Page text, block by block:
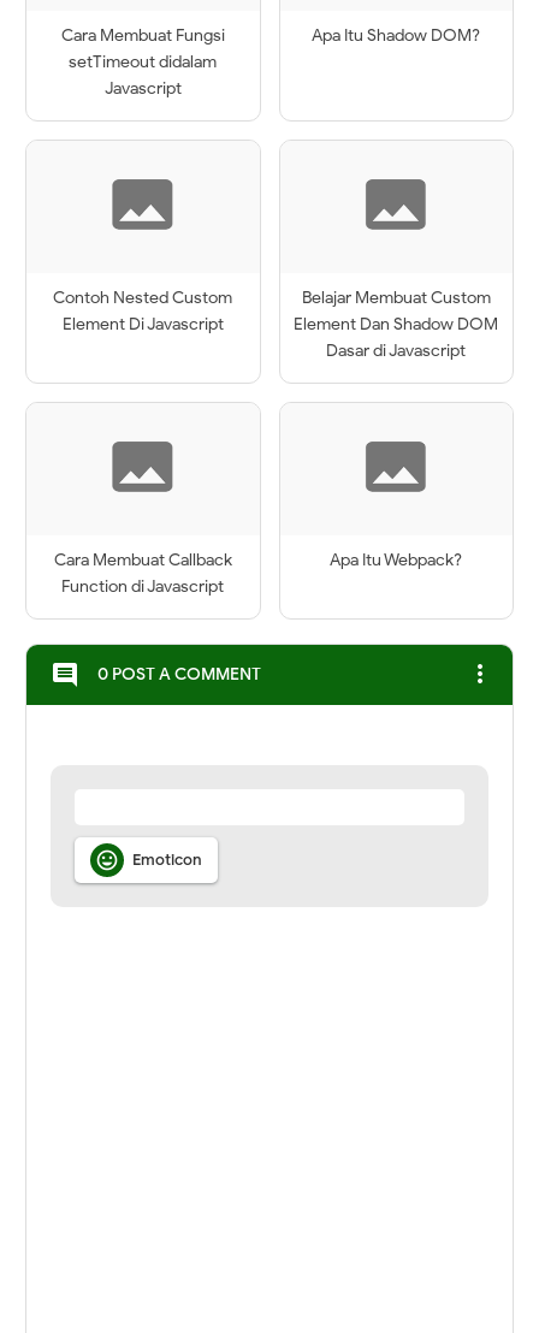
Cara Membuat Fungsi
setTimeout didalam
Javascript
Apa Itu Shadow DOM?
Contoh Nested Custom
Element Di Javascript
Belajar Membuat Custom
Element Dan Shadow DOM
Dasar di Javascript
Cara Membuat Callback
Function di Javascript
Apa Itu Webpack?
comment 0 POST A COMMENT more_vert
 Emoticon